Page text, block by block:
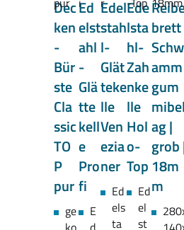
Dec
ken
-
Bür
ste
Cla
ssic
TO
P
pur
ge
Ed
elst
ahl
-
Glä
tte
kell
e
Pro
fi
E
Edel
stah
l-
Glät
teke
lle
Ven
ezia
ner
Ed
els
ta
Ede
lsta
hl-
Zah
nke
lle
Hol
o-
Top
Ed
el
st
brett
Schw
amm
gum
mibel
ag |
grob
18m
m